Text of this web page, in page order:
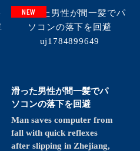
NEW
滑った男性が間一髪でパ
ソコンの落下を回避
Man saves computer from
fall with quick reflexes
after slipping in Zhejiang,